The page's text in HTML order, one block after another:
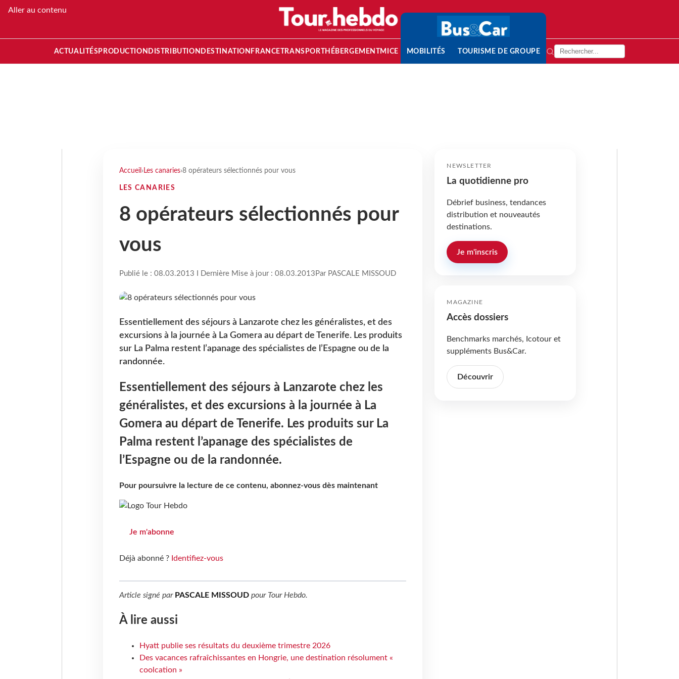
Aller au contenu
ACTUALITÉS PRODUCTION DISTRIBUTION DESTINATION FRANCETRANSPORT HÉBERGEMENTMICE MOBILITÉS TOURISME DE GROUPE
Accueil › Les canaries›8 opérateurs sélectionnés pour vous
LES CANARIES
8 opérateurs sélectionnés pour
vous
Publié le : 08.03.2013 I Dernière Mise à jour : 08.03.2013 Par PASCALE MISSOUD
Essentiellement des séjours à Lanzarote chez les généralistes, et des
excursions à la journée à La Gomera au départ de Tenerife. Les produits
sur La Palma restent l’apanage des spécialistes de l’Espagne ou de la
randonnée.
Essentiellement des séjours à Lanzarote chez les
généralistes, et des excursions à la journée à La
Gomera au départ de Tenerife. Les produits sur La
Palma restent l’apanage des spécialistes de
l’Espagne ou de la randonnée.
Pour poursuivre la lecture de ce contenu, abonnez-vous dès maintenant
Je m'abonne
Déjà abonné ? Identifiez-vous
Article signé par PASCALE MISSOUDpour Tour Hebdo.
À lire aussi
Hyatt publie ses résultats du deuxième trimestre 2026
Des vacances rafraîchissantes en Hongrie, une destination résolument «
coolcation »
NEWSLETTER
La quotidienne pro
Débrief business, tendances
distribution et nouveautés
destinations.
Je m'inscris
MAGAZINE
Accès dossiers
Benchmarks marchés, Icotour et
suppléments Bus&Car.
Découvrir